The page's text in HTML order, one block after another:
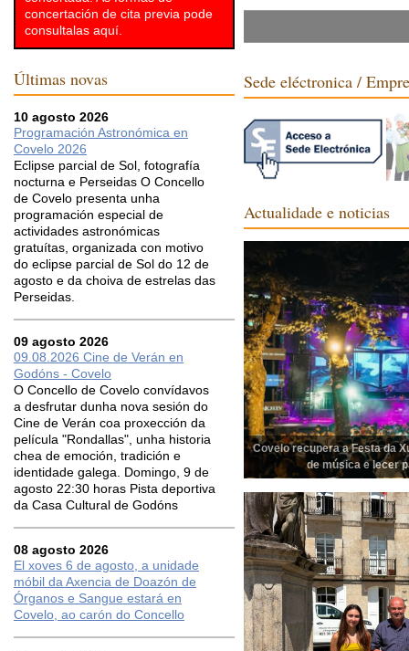
concertación de cita previa pode
consultalas aquí.
Últimas novas
10 agosto 2026
Programación Astronómica en
Covelo 2026
Eclipse parcial de Sol, fotografía
nocturna e Perseidas O Concello
de Covelo presenta unha
programación especial de
actividades astronómicas
gratuítas, organizada con motivo
do eclipse parcial de Sol do 12 de
agosto e da choiva de estrelas das
Perseidas.
09 agosto 2026
09.08.2026 Cine de Verán en
Godóns - Covelo
O Concello de Covelo convídavos
a desfrutar dunha nova sesión do
Cine de Verán coa proxección da
película "Rondallas", unha historia
chea de emoción, tradición e
identidade galega. Domingo, 9 de
agosto 22:30 horas Pista deportiva
da Casa Cultural de Godóns
08 agosto 2026
El xoves 6 de agosto, a unidade
móbil da Axencia de Doazón de
Órganos e Sangue estará en
Covelo, ao carón do Concello
Sede eléctronica /
Actualidade e noticias
Covelo recupera a Festa da
de música e lecer